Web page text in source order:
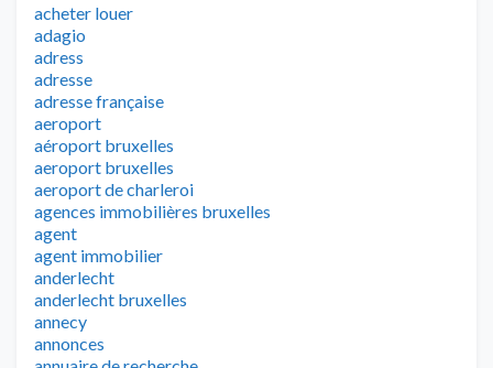
acheter louer
adagio
adress
adresse
adresse française
aeroport
aéroport bruxelles
aeroport bruxelles
aeroport de charleroi
agences immobilières bruxelles
agent
agent immobilier
anderlecht
anderlecht bruxelles
annecy
annonces